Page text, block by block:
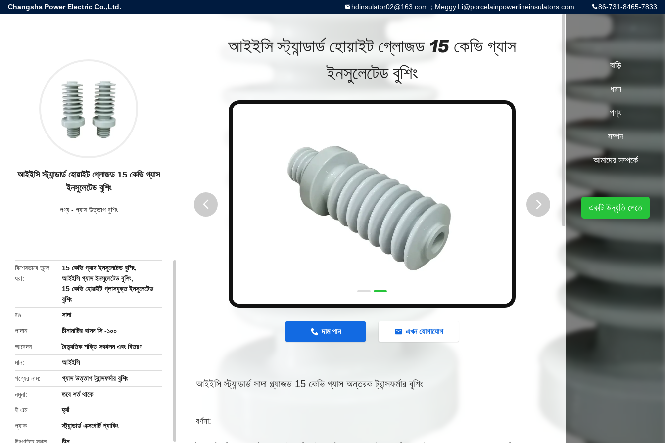
Changsha Power Electric Co.,Ltd. 86-731-8465-7833
hdinsulator02@163.com；Meggy.Li@porcelainpowerlineinsulators.com
আইইসি স্ট্যান্ডার্ড হোয়াইট গ্লোজড 15 কেভি গ্যাস
ইনসুলেটেড বুশিং
পণ্য- গ্যাস উত্তাপ বুশিং
বিশেষভাবে তুলে
ধরা
15 কেভি গ্যাস ইনসুলেটেড বুশিং,
আইইসি গ্যাস ইনসুলেটেড বুশিং,
15 কেভি হোয়াইট গ্লাসযুক্ত ইনসুলেটেড
বুশিং
রঙ
সাদা
পাদান
চীনামাটির বাসন সি -১০০
আবেদন
বৈদ্যুতিক শক্তি সঞ্চালন এবং বিতরণ
মান
আইইসি
পণ্যের নাম
গ্যাস উত্তাপ ট্রান্সফর্মার বুশিং
নমুনা
তবে শর্ত থাকে
ই এম
হ্যাঁ
প্যাক
স্ট্যান্ডার্ড এক্সপোর্ট প্যাকিং
আইইসি স্ট্যান্ডার্ড হোয়াইট গ্লোজড 15 কেভি গ্যাস
ইনসুলেটেড বুশিং
দাম পান এখন যোগাযোগ
আইইসি স্ট্যান্ডার্ড সাদা গ্ল্যাজড 15 কেভি গ্যাস অন্তরক ট্রান্সফর্মার বুশিং
বর্ণনা:
বাড়ি
ধরন
পণ্য
সম্পদ
আমাদের সম্পর্কে
একটি উদ্ধৃতি পেতে